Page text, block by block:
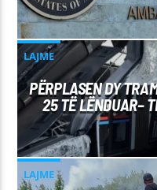
LAJME
PËRPLASEN DY
25 TË LËNDUAR–
LAJME